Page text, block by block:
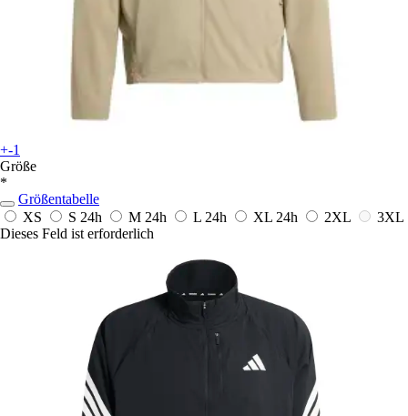
+-1
Größe
*
Größentabelle
XS
S 24h M 24h L 24h XL 24h 2XL
3XL
Dieses Feld ist erforderlich